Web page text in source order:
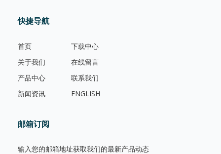
快捷导航
首页
关于我们
产品中心
新闻资讯
下载中心
在线留言
联系我们
ENGLISH
邮箱订阅
输入您的邮箱地址获取我们的最新产品动态